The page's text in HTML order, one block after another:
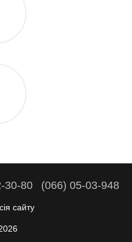
30-80 (066) 05-03-948
сайту